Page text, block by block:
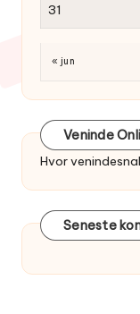
31
« jun
Veninde
Hvor
Seneste